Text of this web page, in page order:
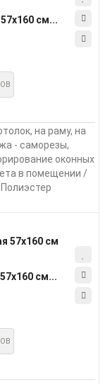
см...
на раму, на
- саморезы,
оконных
в помещении /
см...